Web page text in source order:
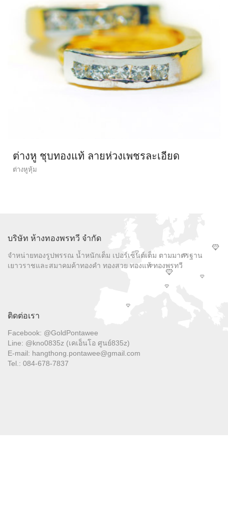
ต่างหู ชุบทองแท้ ลายห่วงเพชรละเอียด
ต่างหูหุ้ม
บริษัท ห้างทองพรทวี จำกัด
จำหน่ายทองรูปพรรณ น้ำหนักเต็ม เปอร์เซ็นต์เต็ม ตามมาตรฐาน
เยาวราชและสมาคมค้าทองคำ ทองสวย ทองแท้ ทองพรทวี
ติดต่อเรา
Line: @kno0835z (เคเอ็นโอ ศูนย์835z)
E-mail: hangthong.pontawee@gmail.com
Tel.: 084-678-7837